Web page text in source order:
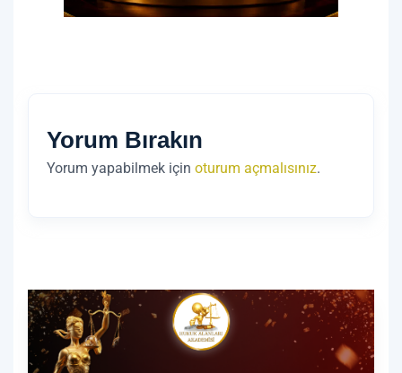
Yorum Bırakın
Yorum yapabilmek için oturum açmalısınız.